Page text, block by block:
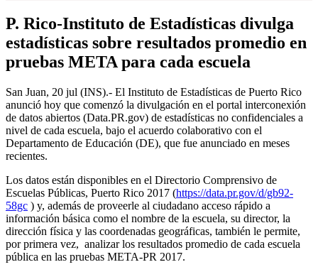
P. Rico-Instituto de Estadísticas divulga
estadísticas sobre resultados promedio en
pruebas META para cada escuela
San Juan, 20 jul (INS).- El Instituto de Estadísticas de Puerto Rico
anunció hoy que comenzó la divulgación en el portal interconexión
de datos abiertos (Data.PR.gov) de estadísticas no confidenciales a
nivel de cada escuela, bajo el acuerdo colaborativo con el
Departamento de Educación (DE), que fue anunciado en meses
recientes.
Los datos están disponibles en el Directorio Comprensivo de
Escuelas Públicas, Puerto Rico 2017 (https://data.pr.gov/d/gb92-
58gc ) y, además de proveerle al ciudadano acceso rápido a
información básica como el nombre de la escuela, su director, la
dirección física y las coordenadas geográficas, también le permite,
por primera vez, analizar los resultados promedio de cada escuela
pública en las pruebas META-PR 2017.